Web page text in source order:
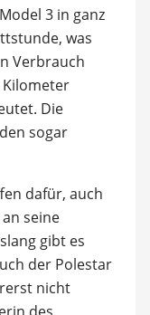
3 in ganz
was
Verbrauch
Die
sogar
dafür, auch
seine
gibt es
der Polestar
nicht